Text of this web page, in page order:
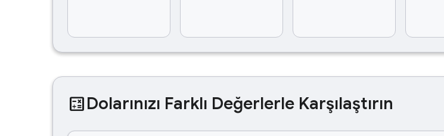
calculateDolarınızı Farklı Değerlerle Karşılaştırın